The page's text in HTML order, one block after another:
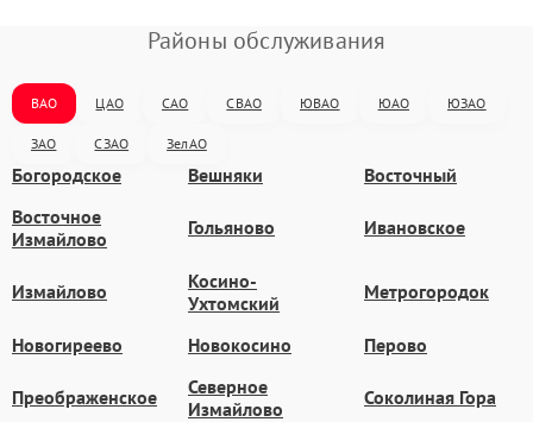
Районы обслуживания
ВАО ЦАО САО СВАО ЮВАО ЮАО ЮЗАО
ЗАО СЗАО ЗелАО
Богородское Вешняки
Восточный
Восточное
Измайлово
Гольяново Ивановское
Измайлово
Косино-
Ухтомский
Метрогородок
Новогиреево Новокосино Перово
Преображенское
Северное
Измайлово
Соколиная Гора